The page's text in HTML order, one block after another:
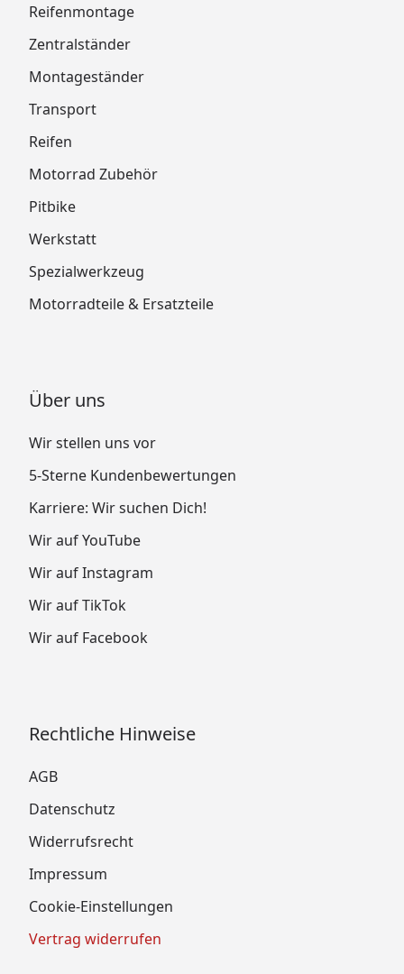
Reifenmontage
Zentralständer
Montageständer
Transport
Reifen
Motorrad Zubehör
Pitbike
Werkstatt
Spezialwerkzeug
Motorradteile & Ersatzteile
Über uns
Wir stellen uns vor
5-Sterne Kundenbewertungen
Karriere: Wir suchen Dich!
Wir auf YouTube
Wir auf Instagram
Wir auf TikTok
Wir auf Facebook
Rechtliche Hinweise
AGB
Datenschutz
Widerrufsrecht
Impressum
Cookie-Einstellungen
Vertrag widerrufen